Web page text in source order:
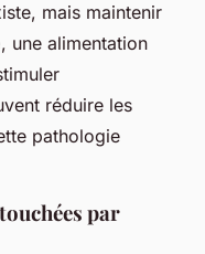
mais maintenir
, une alimentation
réduire les
pathologie
par